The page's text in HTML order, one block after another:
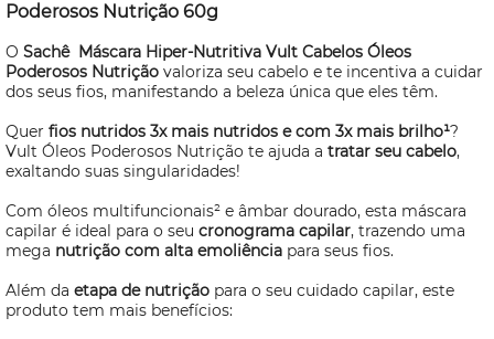
Poderosos Nutrição 60g
O Sachê Máscara Hiper-Nutritiva Vult Cabelos Óleos
Poderosos Nutrição valoriza seu cabelo e te incentiva a cuidar
dos seus fios, manifestando a beleza única que eles têm.
Quer fios nutridos 3x mais nutridos e com 3x mais brilho¹?
Vult Óleos Poderosos Nutrição te ajuda a tratar seu cabelo,
exaltando suas singularidades!
Com óleos multifuncionais² e âmbar dourado, esta máscara
capilar é ideal para o seu cronograma capilar, trazendo uma
mega nutrição com alta emoliência para seus fios.
Além da etapa de nutrição para o seu cuidado capilar, este
produto tem mais benefícios: